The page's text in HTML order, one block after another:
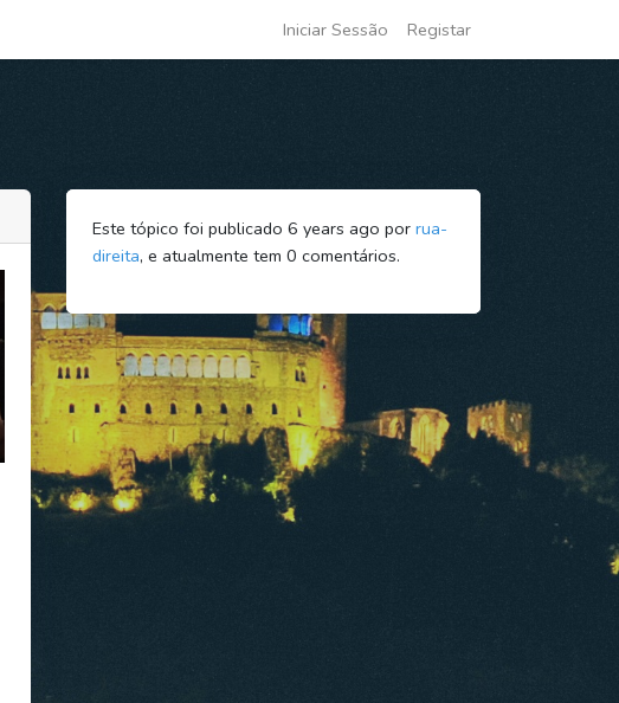
Iniciar Sessão Registar
Este tópico foi publicado 6 years ago por rua-
direita, e atualmente tem 0 comentários.